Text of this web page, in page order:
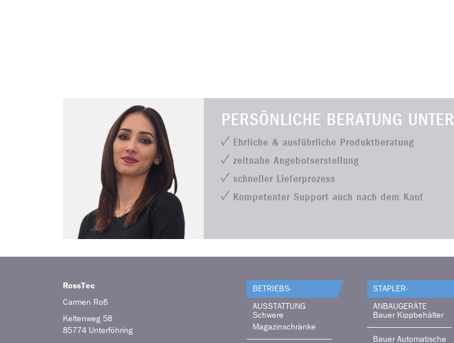
PERSÖNLICHE BERATUNG UNTER
Ehrliche & ausführliche Produktberatung
zeitnahe Angebotserstellung
schneller Lieferprozess
Kompetenter Support auch nach dem Kauf
RossTec
Carmen Roß
Keltenweg 58
85774 Unterföhring
BETRIEBS­
AUSSTATTUNG
Schwere
Magazinschränke
STAPLER-
ANBAUGERÄTE
Bauer Kippbehälter
Bauer Automatische